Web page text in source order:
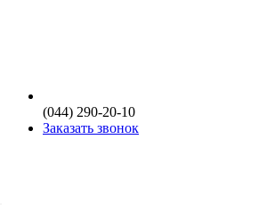
(044) 290-20-10
Заказать звонок